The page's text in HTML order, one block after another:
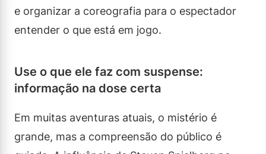
e organizar a coreografia para o espectador
entender o que está em jogo.
Use o que ele faz com suspense:
informação na dose certa
Em muitas aventuras atuais, o mistério é
grande, mas a compreensão do público é